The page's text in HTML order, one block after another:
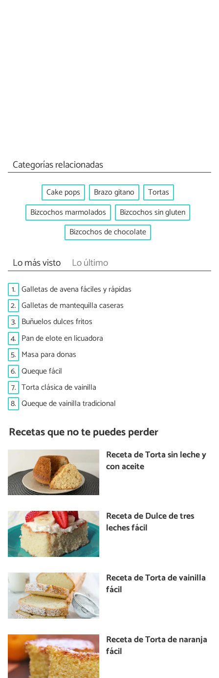
Categorías relacionadas
Cake pops Brazo gitano
Tortas
Bizcochos marmolados
Bizcochos sin gluten
Bizcochos de chocolate
Lo más visto Lo último
1. Galletas de avena fáciles y rápidas
2. Galletas de mantequilla caseras
3. Buñuelos dulces fritos
4. Pan de elote en licuadora
5. Masa para donas
6. Queque fácil
7. Torta clásica de vainilla
8. Queque de vainilla tradicional
Recetas que no te puedes perder
Receta de Torta sin leche y
con aceite
Receta de Dulce de tres
leches fácil
Receta de Torta de vainilla
fácil
Receta de Torta de naranja
fácil